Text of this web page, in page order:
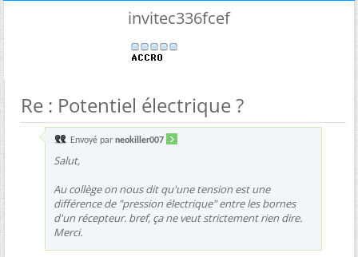
invitec336fcef
Re : Potentiel électrique ?
Envoyé par neokiller007
Salut,
Au collège on nous dit qu'une tension est une
différence de "pression électrique" entre les bornes
d'un récepteur. bref, ça ne veut strictement rien dire.
Merci.